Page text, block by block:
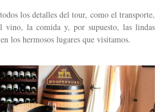
los detalles del tour, como el transporte,
vino, la comida y, por supuesto, las lindas
los hermosos lugares que visitamos.